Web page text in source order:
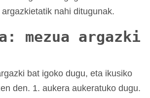
nahi ditugunak.
mezua argazki
bat igoko dugu, eta ikusiko
den. 1. aukera aukeratuko dugu.